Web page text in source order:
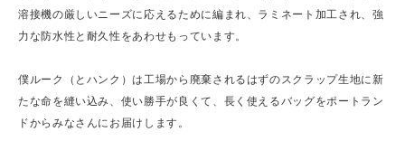
溶接機の厳しいニーズに応えるために編まれ、ラミネート加工され、強
力な防水性と耐久性をあわせもっています。
僕ルーク（とハンク）は工場から廃棄されるはずのスクラップ生地に新
たな命を縫い込み、使い勝手が良くて、長く使えるバッグをポートラン
ドからみなさんにお届けします。